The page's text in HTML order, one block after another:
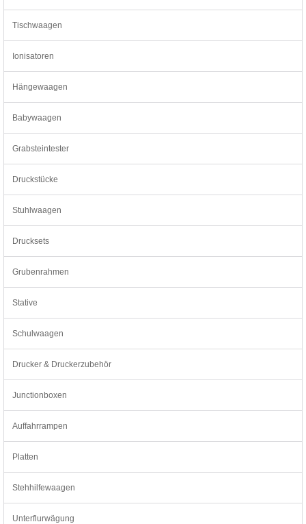
Tischwaagen
Ionisatoren
Hängewaagen
Babywaagen
Grabsteintester
Druckstücke
Stuhlwaagen
Drucksets
Grubenrahmen
Stative
Schulwaagen
Drucker & Druckerzubehör
Junctionboxen
Auffahrrampen
Platten
Stehhilfewaagen
Unterflurwägung